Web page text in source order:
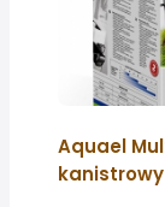
Aquael
kanistrowy